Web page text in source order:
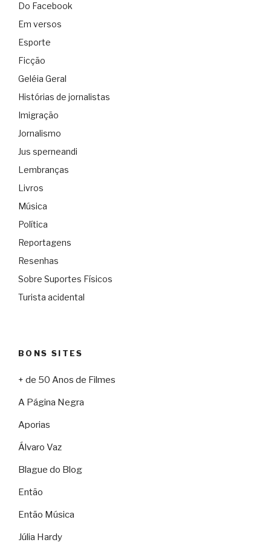
Do Facebook
Em versos
Esporte
Ficção
Geléia Geral
Histórias de jornalistas
Imigração
Jornalismo
Jus sperneandi
Lembranças
Livros
Música
Política
Reportagens
Resenhas
Sobre Suportes Físicos
Turista acidental
BONS SITES
+ de 50 Anos de Filmes
A Página Negra
Aporias
Álvaro Vaz
Blague do Blog
Então
Então Música
Júlia Hardy